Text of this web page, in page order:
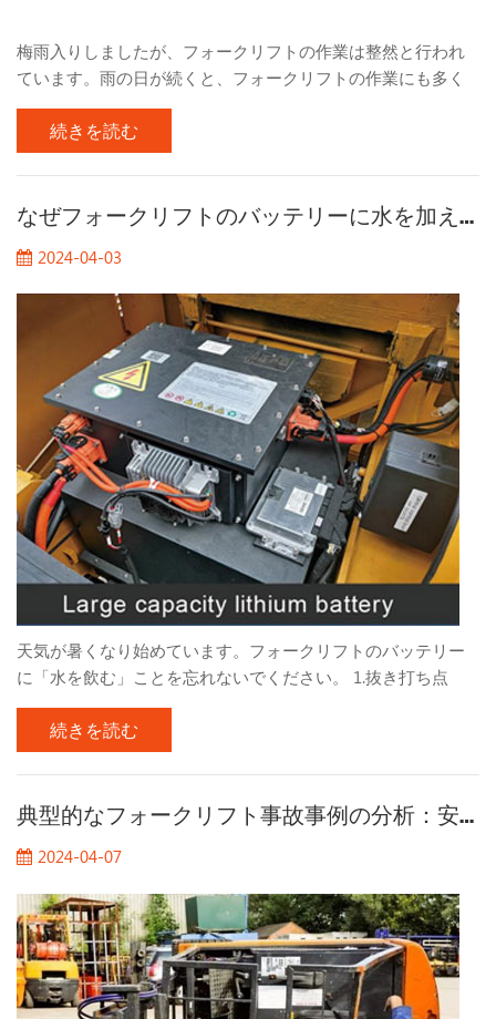
梅雨入りしましたが、フォークリフトの作業は整然と行われ
ています。雨の日が続くと、フォークリフトの作業にも多く
の問題が生じます。雨の日のフォークリフト作業で注意すべ
き点についてお話します。 1. 道路状況の観察 雨の日の作業で
は、特に泥の多い場所では路面の状況に注意してください。
大雨の後は泥が濡れて非常に滑りやすくなります。このよう
な場所で作業する場合は、周囲の環境に注意を払う必要があ
ージに駐車するのが最善であり、過度に湿気の多い環境での
駐車は避け、屋内保管場所を選択するようにしてください。
防錆作業は非常に重要です。長期間駐車した場合は、月に一
度は始動・走行してバッテリーを充電してください。機械を
長期間保管した後は、ピストンロッドに付着したグリースを
拭き取り、各部にグリースを充填してください。機械を駐車
するときは、作業装置を乾燥し...
続きを読む
なぜフォークリフトのバッテリーに水を加える必要があるのですか?
2024-04-03
天気が暑くなり始めています。フォークリフトのバッテリー
に「水を飲む」ことを忘れないでください。 1.抜き打ち点
検、フォークリフトのバッテリーに水を入れてからどれくら
い経ちますか？ フォークリフトのバッテリー残量を簡単に確
認してください。 フォークリフトのバッテリーに水を補充す
る頻度は、主にバッテリーの使用頻度、保管環境、周囲温度
などの要因によって異なります。通常の使用条件では、フォ
ます。 一般に、バッテリーの正常な動作を確保するために、1
～ 2 週間ごとに水を追加することをお勧めします。高温環境
や運転時間が長い場合には、補水頻度を増やす必要がある場
合があります。 2. フォークリフトのバッテリーに水を加える
必要があるのはなぜですか? フォークリフトのバッテリーに水
を加えるのは、主にバッテリーのメンテナンスと性能維持を
続きを読む
典型的なフォークリフト事故事例の分析：安全上の危険を完全に排除
2024-04-07